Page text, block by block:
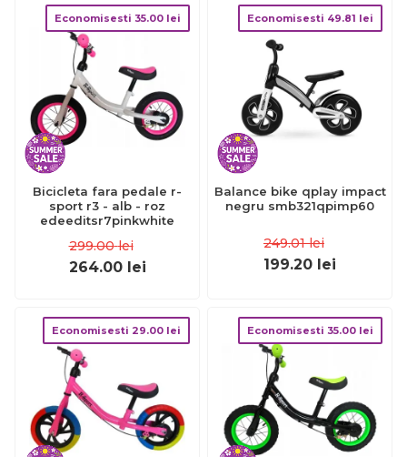
Economisesti 35.00 lei
Bicicleta fara pedale r-
sport r3 - alb - roz
edeeditsr7pinkwhite
299.00 lei
264.00 lei
Economisesti 49.81 lei
Balance bike qplay impact
negru smb321qpimp60
249.01 lei
199.20 lei
Economisesti 29.00 lei Economisesti 35.00 lei